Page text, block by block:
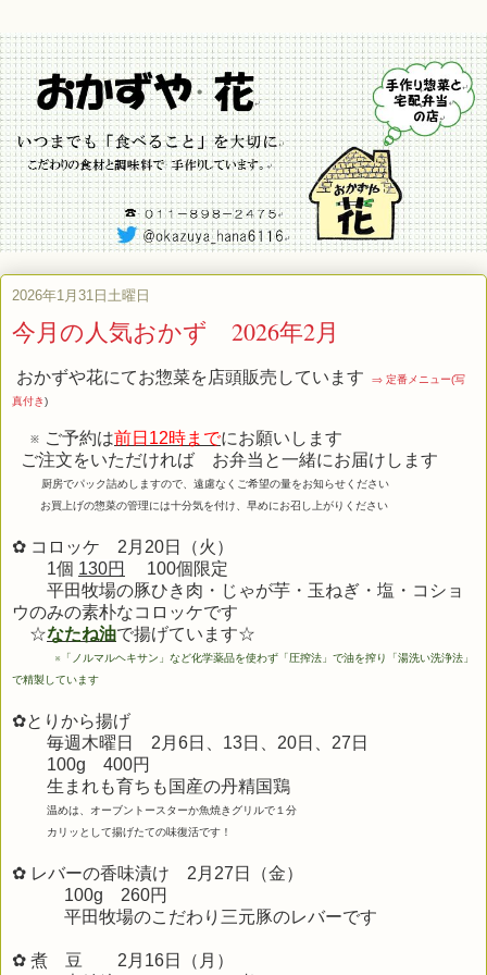
2026年1月31日土曜日
今月の人気おかず 2026年2月
おかずや花にてお惣菜を店頭販売しています
⇒ 定番メニュー(写
真付き)
※ ご予約は前日12時までにお願いします
ご注文をいただければ お弁当と一緒にお届けします
厨房でパック詰めしますので、遠慮なくご希望の量をお知らせください
お買上げの惣菜の管理には十分気を付け、早めにお召し上がりください
✿ コロッケ 2月20日（火）
1個 130円
100個限定
平田牧場の豚ひき肉・じゃが芋・玉ねぎ・塩・コショ
ウのみの素朴なコロッケです
☆なたね油で揚げています☆
※ 「ノルマルヘキサン」など化学薬品を使わず「圧搾法」で油を搾り「湯洗い洗浄法」
で精製しています
✿とりから揚げ
毎週木曜日 2月6日、13日、20日、27日
100g 400円
生まれも育ちも 国産の丹精国鶏
温めは、オーブントースターか魚焼きグリルで１分
カリッとして揚げたての味復活です！
✿ レバーの香味漬け 2月27 日（金）
100g 260円
平田牧場のこだわり三元豚のレバーです
✿ 煮 豆 2 月16日
（月）